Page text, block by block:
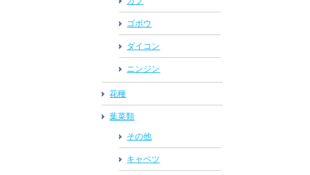
ゴボウ
ダイコン
ニンジン
花種
葉菜類
その他
キャベツ